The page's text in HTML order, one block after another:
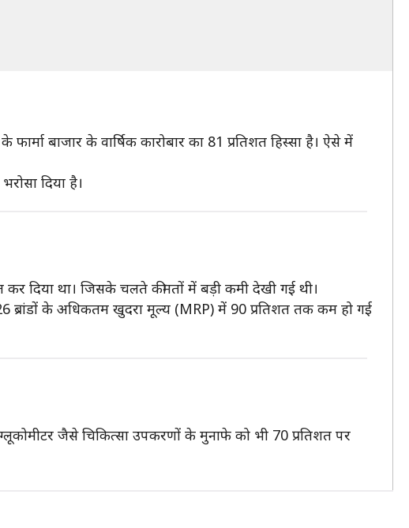
बाजार के वार्षिक कारोबार का 81 प्रतिशत हिस्सा है। ऐसे में
दिया है।
दिया था। जिसके चलते कीमतों में बड़ी कमी देखी गई थी।
के अधिकतम खुदरा मूल्य (MRP) में 90 प्रतिशत तक कम हो गई
जैसे चिकित्सा उपकरणों के मुनाफे को भी 70 प्रतिशत पर